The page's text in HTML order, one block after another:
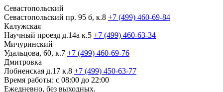
Севастопольский
Севастопольский пр. 95 б, к.8 +7 (499) 460-69-84
Калужская
Научный проезд д.14а к.5 +7 (499) 460-63-34
Мичуринский
Удальцова, 60, к.7 +7 (499) 460-69-76
Дмитровка
Лобненская д.17 к.8 +7 (499) 450-63-77
Время работы: с 08:00 до 22:00
Ежедневно, без выходных.